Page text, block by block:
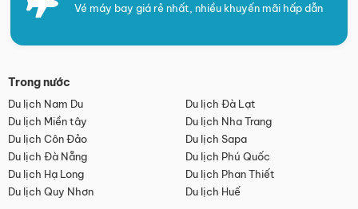
Vé máy bay giá rẻ nhất, nhiều khuyến mãi hấp dẫn
Trong nước
Du lịch Nam Du
Du lịch Đà Lạt
Du lịch Miền tây
Du lịch Nha Trang
Du lịch Côn Đảo
Du lịch Sapa
Du lịch Đà Nẵng
Du lịch Phú Quốc
Du lịch Hạ Long
Du lịch Phan Thiết
Du lịch Quy Nhơn
Du lịch Huế